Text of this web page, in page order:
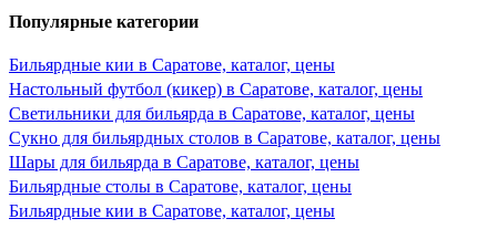
Популярные категории
Бильярдные кии в Саратове, каталог, цены
Настольный футбол (кикер) в Саратове, каталог, цены
Светильники для бильярда в Саратове, каталог, цены
Сукно для бильярдных столов в Саратове, каталог, цены
Шары для бильярда в Саратове, каталог, цены
Бильярдные столы в Саратове, каталог, цены
Бильярдные кии в Саратове, каталог, цены